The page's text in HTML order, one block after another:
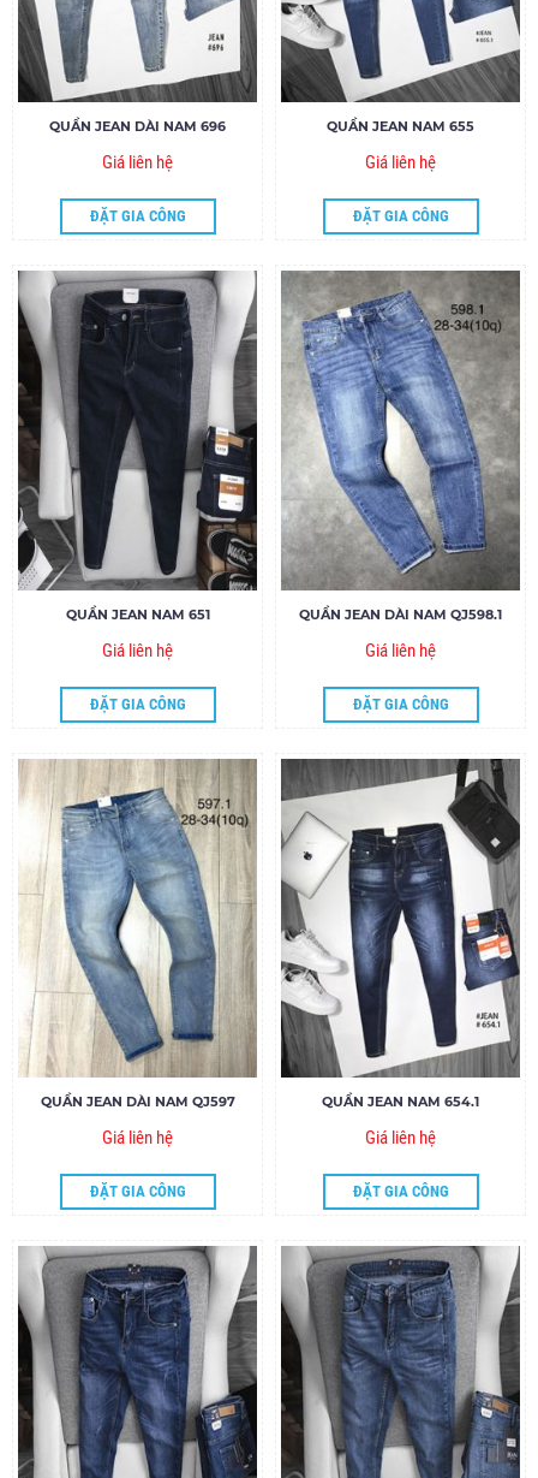
QUẦN JEAN DÀI NAM 696
Giá liên hệ
ĐẶT GIA CÔNG
QUẦN JEAN NAM 655
Giá liên hệ
ĐẶT GIA CÔNG
QUẦN JEAN NAM 651
Giá liên hệ
ĐẶT GIA CÔNG
QUẦN JEAN DÀI NAM QJ598.1
Giá liên hệ
ĐẶT GIA CÔNG
QUẦN JEAN DÀI NAM QJ597
Giá liên hệ
ĐẶT GIA CÔNG
QUẦN JEAN NAM 654.1
Giá liên hệ
ĐẶT GIA CÔNG